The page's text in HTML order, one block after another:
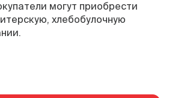
могут приобрести
хлебобулочную